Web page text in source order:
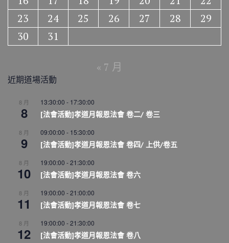
23
24 25 26 27 28
29
30
31
« 7 月
近期道場活動
8 月
8
13:30:00 - 17:30:00
[法會活動]孝道月報恩法會 卷二/ 卷三
8 月
9
09:00:00 - 15:30:00
[法會活動]孝道月報恩法會 卷四/ 上供/卷五
8 月
10
19:00:00 -21:30:00
[法會活動]孝道月報恩法會 卷六
8 月
11
19:00:00 -21:00:00
[法會活動]孝道月報恩法會 卷七
8 月
12
19:00:00 -21:30:00
[法會活動]孝道月報恩法會 卷八